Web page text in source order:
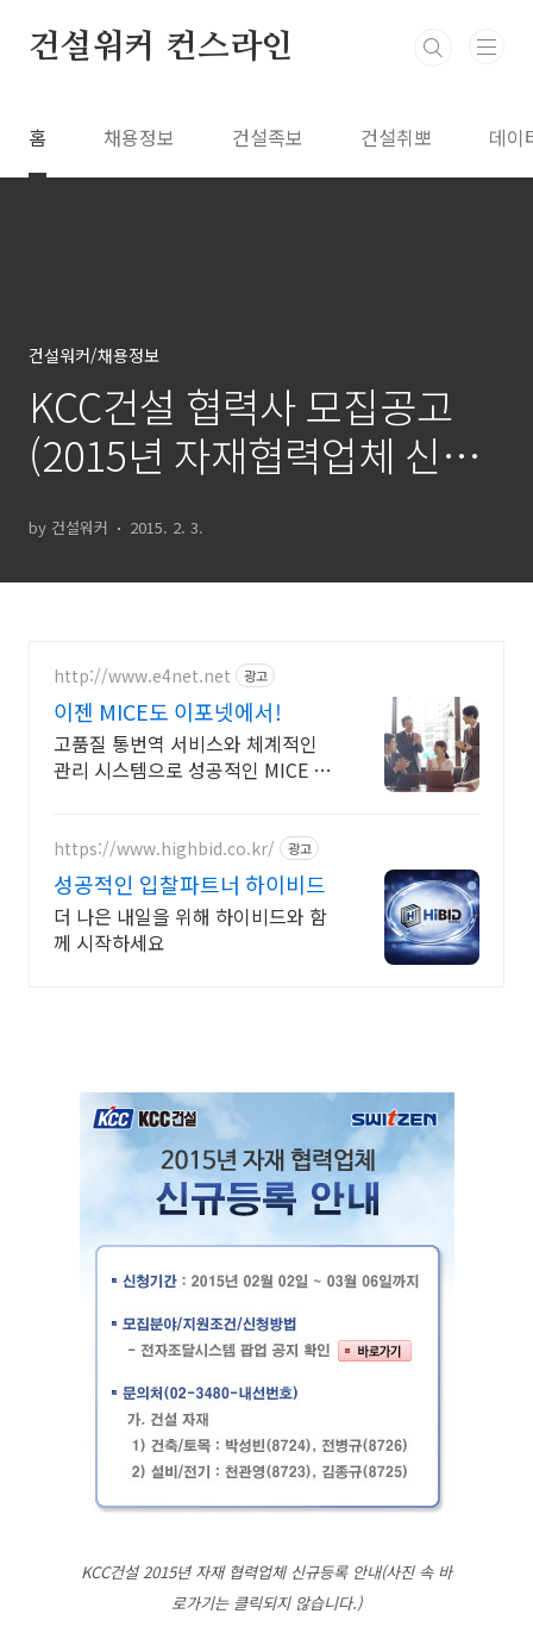
건설워커 컨스라인
홈 채용정보 건설족보 건설취뽀 데이
건설워커/채용정보
KCC건설 협력사 모집공고
(2015년 자재협력업체 신규
by 건설워커 2015. 2. 3.
http://www.e4net.net 광고
이젠 MICE도 이포넷에서!
고품질 통번역 서비스와 체계적인
관리 시스템으로 성공적인 MICE 서
https://www.highbid.co.kr/ 광고
성공적인 입찰파트너 하이비드
더 나은 내일을 위해 하이비드와 함
께 시작하세요
KCC건설 2015년 자재 협력업체 신규등록 안내(사진 속 바
로가기는 클릭되지 않습니다.)